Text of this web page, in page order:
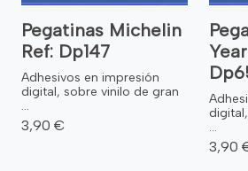
Pegatinas Michelin
Ref: Dp147
Adhesivos en impresión
digital, sobre vinilo de gran
...
3,90 €
...
3,90